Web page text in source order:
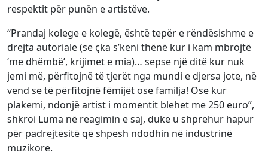
respektit për punën e artistëve.
“Prandaj kolege e kolegë, është tepër e rëndësishme e
drejta autoriale (se çka s’keni thënë kur i kam mbrojtë
‘me dhëmbë’, krijimet e mia)… sepse një ditë kur nuk
jemi më, përfitojnë të tjerët nga mundi e djersa jote, në
vend se të përfitojnë fëmijët ose familja! Ose kur
plakemi, ndonjë artist i momentit blehet me 250 euro”,
shkroi Luma në reagimin e saj, duke u shprehur hapur
për padrejtësitë që shpesh ndodhin në industrinë
muzikore.